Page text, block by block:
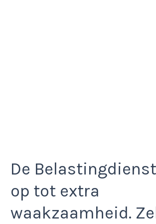
De
op tot extra
waakzaamheid.